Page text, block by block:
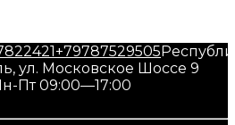
+79787529505
ул. Московское Шоссе 9
Пт 09:00—17:00